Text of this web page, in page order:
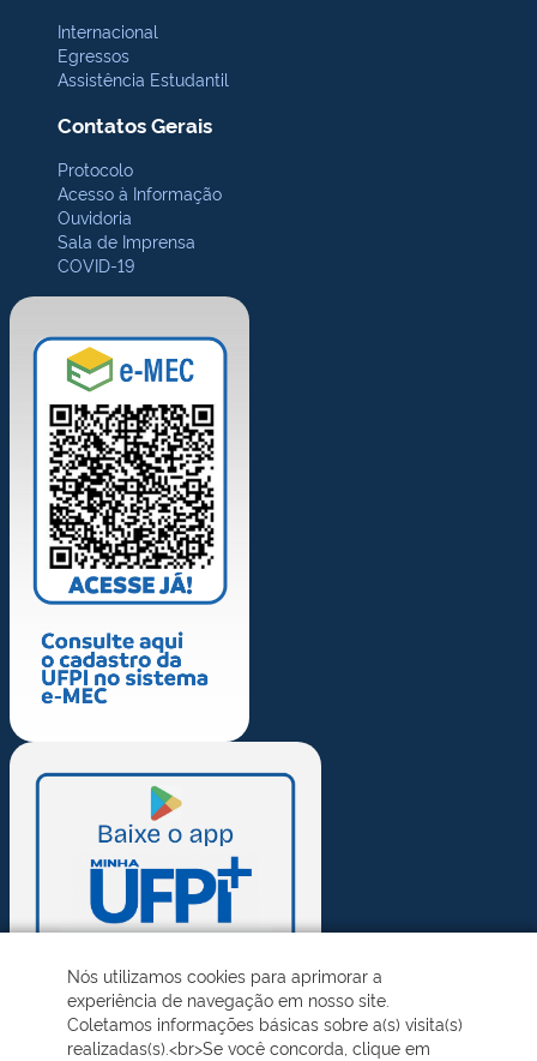
Internacional
Egressos
Assistência Estudantil
Contatos Gerais
Protocolo
Acesso à Informação
Ouvidoria
Sala de Imprensa
COVID-19
Nós utilizamos cookies para aprimorar a
experiência de navegação em nosso site.
Coletamos informações básicas sobre a(s) visita(s)
realizadas(s).<br>Se você concorda, clique em